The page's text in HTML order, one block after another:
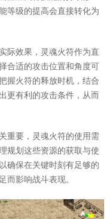
等级的提高会直接转化为
际效果，灵魂火符作为直
合适的攻击位置和角度可
握火符的释放时机，结合
更有利的攻击条件，从而
重要，灵魂火符的使用需
规划这些资源的获取与使
确保在关键时刻有足够的
而影响战斗表现。